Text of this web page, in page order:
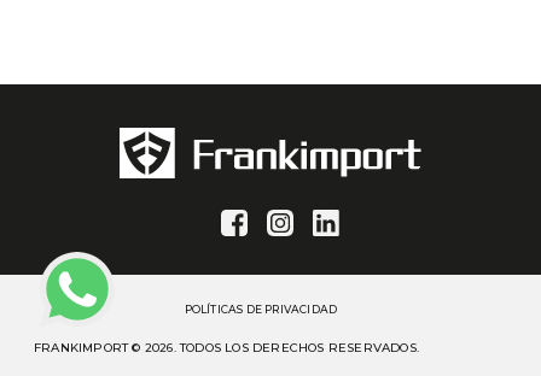
FRANKIMPORT © 2026. TODOS LOS DERECHOS RESERVADOS.
POLÍTICAS DE PRIVACIDAD